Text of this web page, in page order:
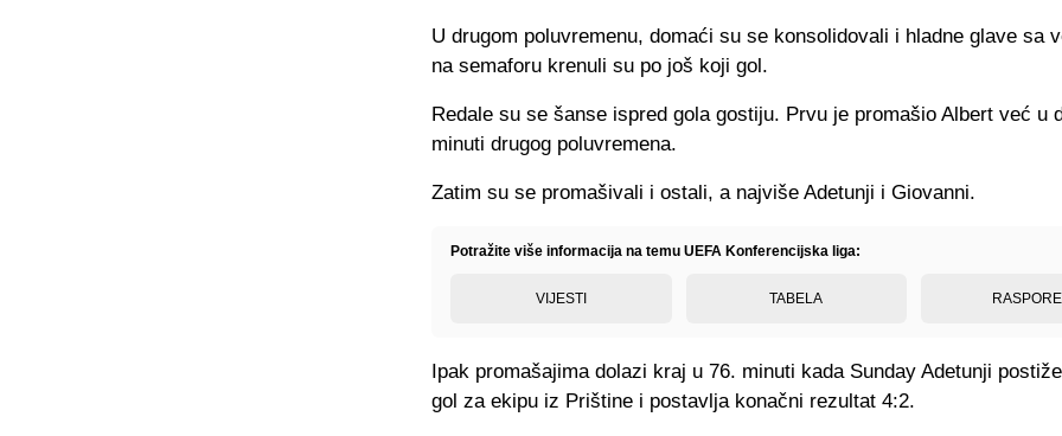
U drugom poluvremenu, domaći su se konsolidovali i hladne glave sa
na semaforu krenuli su po još koji gol.
Redale su se šanse ispred gola gostiju. Prvu je promašio Albert već u
minuti drugog poluvremena.
Zatim su se promašivali i ostali, a najviše Adetunji i Giovanni.
Potražite više informacija na temu UEFA Konferencijska liga:
VIJESTI TABELA
Ipak promašajima dolazi kraj u 76. minuti kada Sunday Adetunji
gol za ekipu iz Prištine i postavlja konačni rezultat 4:2.